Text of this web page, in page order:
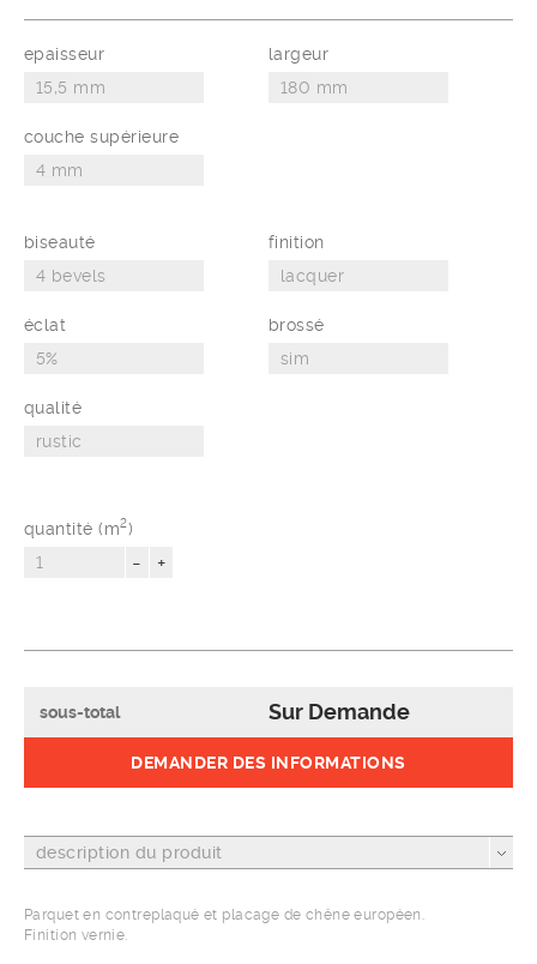
epaisseur largeur
couche supérieure
biseauté finition
éclat brossé
qualité
quantité (m2)
- +
sous-total Sur Demande
DEMANDER DES INFORMATIONS
description du produit
Parquet en contreplaqué et placage de chêne européen.
Finition vernie.